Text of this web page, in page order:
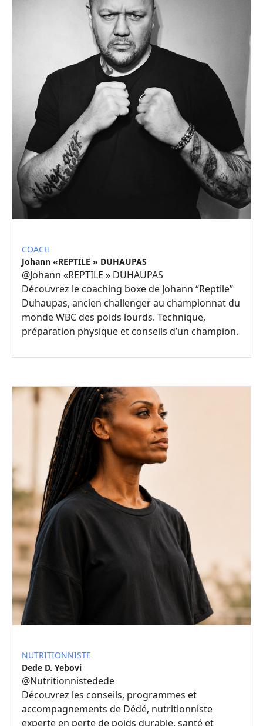
COACH
Johann «REPTILE » DUHAUPAS
@Johann «REPTILE » DUHAUPAS
Découvrez le coaching boxe de Johann “Reptile”
Duhaupas, ancien challenger au championnat du
monde WBC des poids lourds. Technique,
préparation physique et conseils d’un champion.
NUTRITIONNISTE
Dede D. Yebovi
@Nutritionnistedede
Découvrez les conseils, programmes et
accompagnements de Dédé, nutritionniste
experte en perte de poids durable, santé et